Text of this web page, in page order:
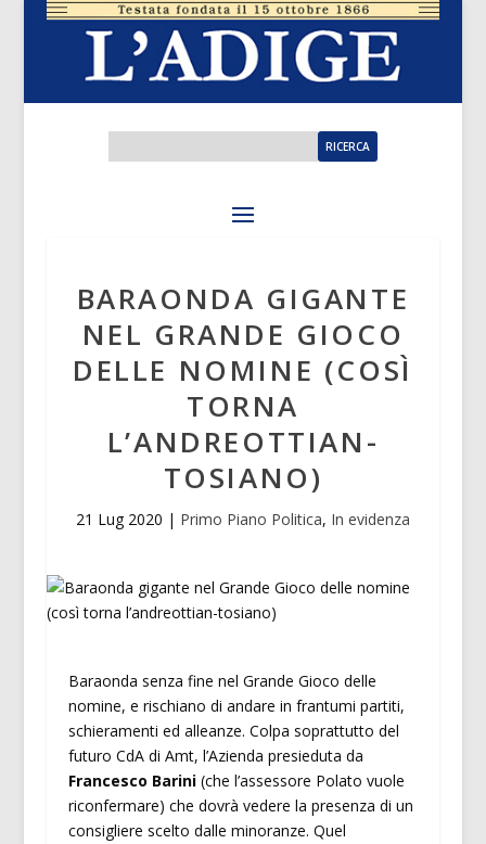
BARAONDA GIGANTE
NEL GRANDE GIOCO
DELLE NOMINE (COSÌ
TORNA
L’ANDREOTTIAN-
TOSIANO)
21 Lug 2020 | Primo Piano Politica, In evidenza
Baraonda senza fine nel Grande Gioco delle
nomine, e rischiano di andare in frantumi partiti,
schieramenti ed alleanze. Colpa soprattutto del
futuro CdA di Amt, l’Azienda presieduta da
Francesco Barini(che l’assessore Polato vuole
riconfermare) che dovrà vedere la presenza di un
consigliere scelto dalle minoranze. Quel